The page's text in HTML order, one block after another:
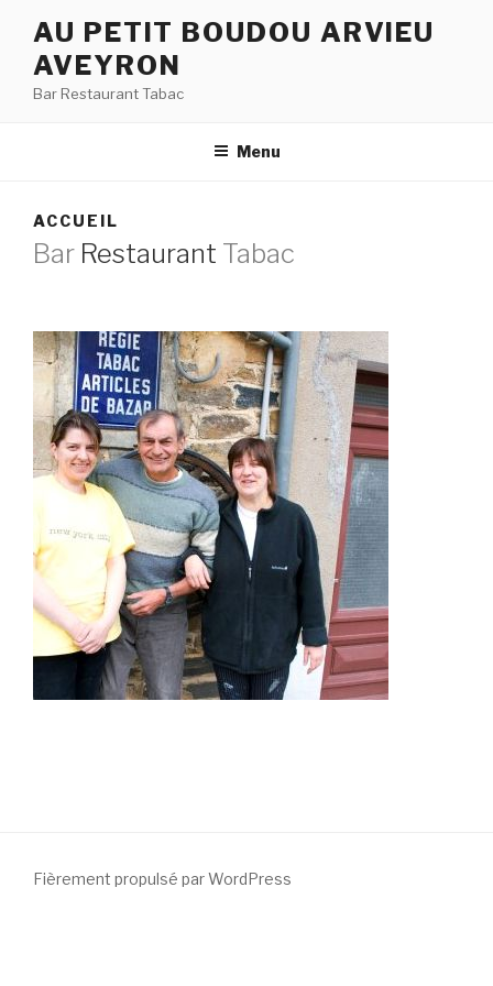
contenu
principal
AU PETIT BOUDOU ARVIEU
AVEYRON
Bar Restaurant Tabac
Menu
ACCUEIL
Bar Restaurant Tabac
Fièrement propulsé par WordPress